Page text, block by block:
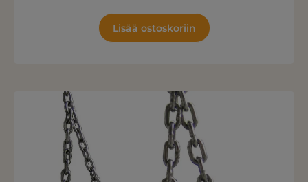
Lisää ostoskoriin